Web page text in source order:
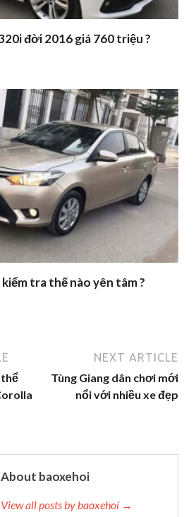
đời 2016 giá 760 triệu ?
tra thế nào yên tâm ?
thể
NEXT ARTICLE
Tùng Giang dân chơi mới
nổi với nhiều xe đẹp
About baoxehoi
View all posts by baoxehoi →